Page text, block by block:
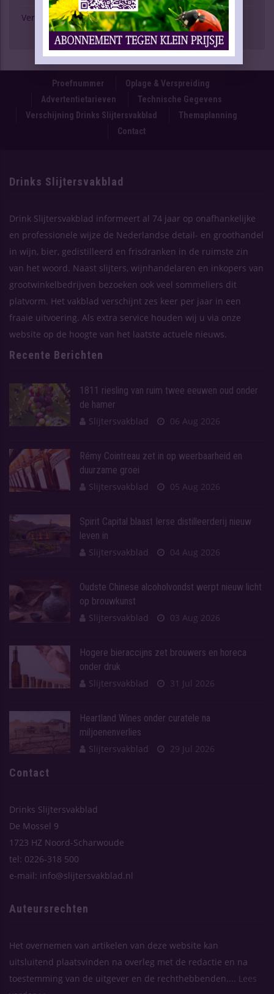
Verschijning Drinks Slijtersvakblad
Proefnummer
Oplage & Verspreiding
Advertentietarieven
Technische Gegevens
Verschijning Drinks Slijtersvakblad
Themaplanning
Contact
Drinks Slijtersvakblad
Drink Slijtersvakblad informeert al 74 jaar op onafhankelijke
en professionele wijze de Nederlandse detail- en groothandel
in wijn, bier, gedistilleerd en frisdranken in de ruimste zin
van het woord. Naast slijters, wijnhandelaren en inkopers van
grootwinkelbedrijven bezoeken ook veel sommeliers dit
platvorm. Het vakblad verschijnt zes keer per jaar in een
fraaie uitvoering. Als extra service houden wij u via onze
website op de hoogte van het laatste actuele nieuws.
Recente Berichten
1811 riesling van ruim twee eeuwen oud onder
de hamer
Slijtersvakblad
06 Aug 2026
Rémy Cointreau zet in op weerbaarheid en
duurzame groei
Slijtersvakblad
05 Aug 2026
Spirit Capital blaast Ierse distilleerderij nieuw
leven in
Slijtersvakblad
04 Aug 2026
Oudste Chinese alcoholvondst werpt nieuw licht
op brouwkunst
Slijtersvakblad
03 Aug 2026
Hogere bieraccijns zet brouwers en horeca
onder druk
Slijtersvakblad
31 Jul 2026
Heartland Wines onder curatele na
miljoenenverlies
Slijtersvakblad
29 Jul 2026
Contact
Drinks Slijtersvakblad
De Mossel 9
1723 HZ Noord-Scharwoude
tel: 0226-318 500
e-mail: info@slijtersvakblad.nl
Auteursrechten
Het overnemen van artikelen van deze website kan
uitsluitend plaatsvinden na overleg met de redactie en na
toestemming van de uitgever en de rechthebbenden....
Lees